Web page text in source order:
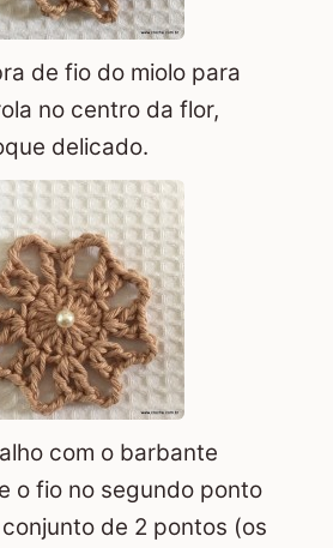
de fio do miolo para
no centro da flor,
delicado.
com o barbante
o fio no segundo ponto
de 2 pontos (os